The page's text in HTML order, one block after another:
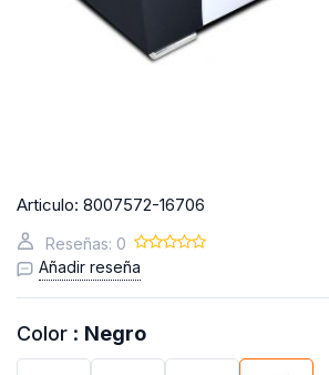
Articulo: 8007572-16706
Reseñas: 0
Añadir reseña
Color : Negro